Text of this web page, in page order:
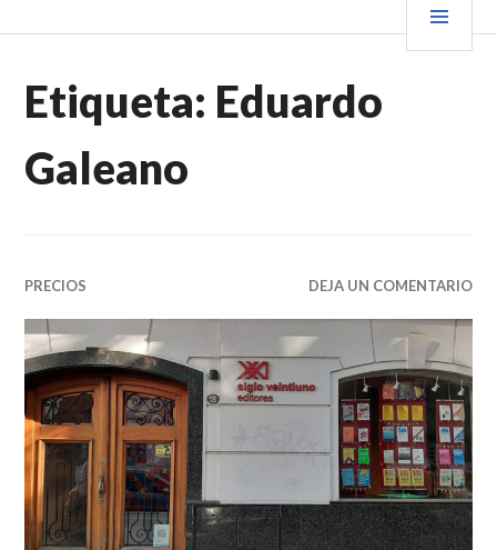
al VENDER+LIBROS NOTICIAS
Etiqueta: Eduardo
Galeano
PRECIOS DEJA UN COMENTARIO